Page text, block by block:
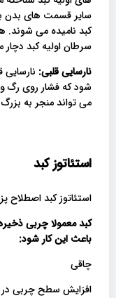
سایر قسمت های بدن
سرطان اولیه کبد
نارسایی قلبی:
شود که فشار روی رگ
می تواند منجر به
استئاتوز کبد
استئاتوز کبد
کبد معمولا چربی
باعث این کار شود:
چاقی
افزایش سطح چربی در